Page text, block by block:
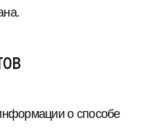
о способе